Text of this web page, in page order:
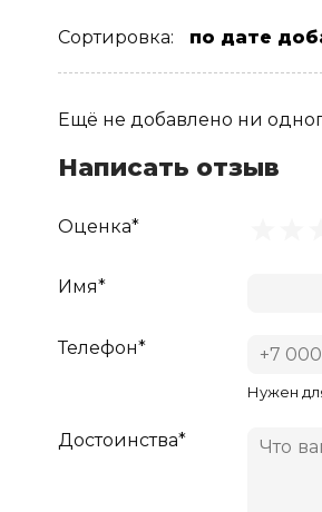
Сортировка: по дате
Ещё не добавлено ни
Написать отзыв
Оценка*
Имя*
Телефон*
Нужен
Достоинства*